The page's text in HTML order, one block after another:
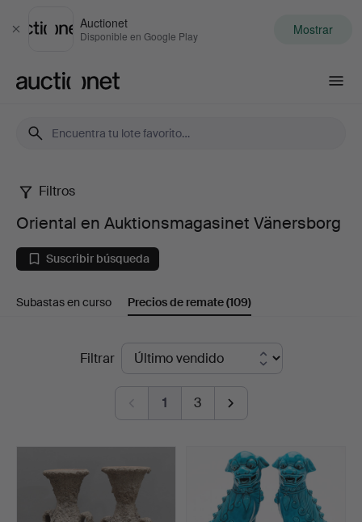
Cerrar
Auctionet
Disponible en Google Play Mostrar
Oriental
en
Auktionsmagasinet
Vänersborg
Filtros
Oriental en Auktionsmagasinet Vänersborg
Suscribir búsqueda
Subastas en curso Precios de remate(109)
Filtrar
1 3